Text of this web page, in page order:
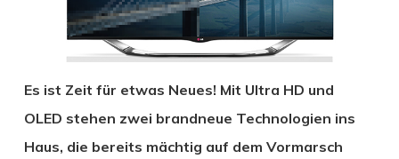
Es ist Zeit für etwas Neues! Mit Ultra HD und
OLED stehen zwei brandneue Technologien ins
Haus, die bereits mächtig auf dem Vormarsch